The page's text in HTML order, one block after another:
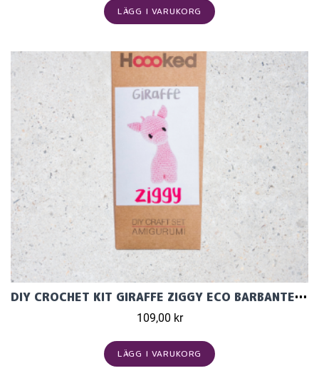
LÄGG I VARUKORG
DIY CROCHET KIT GIRAFFE ZIGGY ECO BARBANTE BLOSSOM
109,00 kr
LÄGG I VARUKORG